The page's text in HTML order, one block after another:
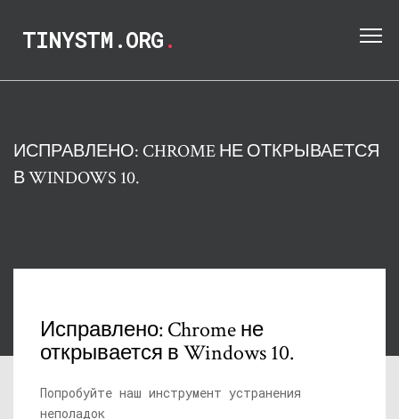
TINYSTM.ORG.
ИСПРАВЛЕНО: CHROME НЕ ОТКРЫВАЕТСЯ
В WINDOWS 10.
Исправлено: Chrome не
открывается в Windows 10.
Попробуйте наш инструмент устранения
неполадок